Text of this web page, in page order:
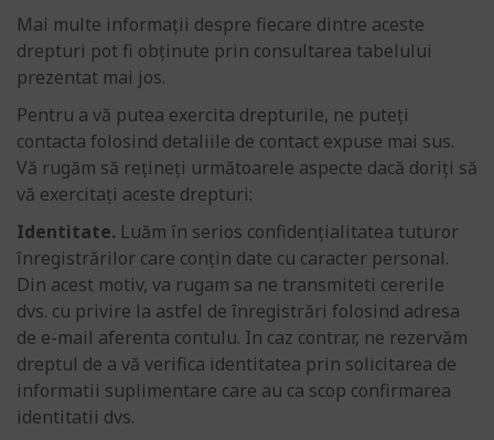
Mai multe informații despre fiecare dintre aceste
drepturi pot fi obținute prin consultarea tabelului
prezentat mai jos.
Pentru a vă putea exercita drepturile, ne puteți
contacta folosind detaliile de contact expuse mai sus.
Vă rugăm să rețineți următoarele aspecte dacă doriți să
vă exercitați aceste drepturi:
Identitate. Luăm în serios confidențialitatea tuturor
înregistrărilor care conțin date cu caracter personal.
Din acest motiv, va rugam sa ne transmiteti cererile
dvs. cu privire la astfel de înregistrări folosind adresa
de e-mail aferenta contulu. In caz contrar, ne rezervăm
dreptul de a vă verifica identitatea prin solicitarea de
informatii suplimentare care au ca scop confirmarea
identitatii dvs.